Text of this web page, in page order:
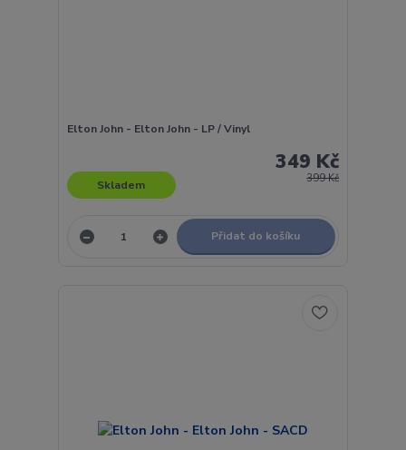
Elton John - Elton John - LP / Vinyl
399 Kč
349 Kč
Skladem
Přidat do košíku